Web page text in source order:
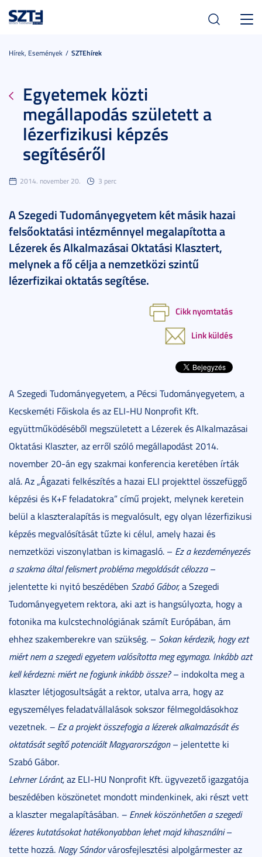
Hírek, Események SZTEhírek
Egyetemek közti
megállapodás született a
lézerfizikusi képzés
segítéséről
2014. november 20. 3 perc
A Szegedi Tudományegyetem két másik hazai
felsőoktatási intézménnyel megalapította a
Lézerek és Alkalmazásai Oktatási Klasztert,
melynek a fő célja a nemzetközi szintű
lézerfizikai oktatás segítése.
Cikk nyomtatás
Link küldés
A Szegedi Tudományegyetem, a Pécsi Tudományegyetem, a
Kecskeméti Főiskola és az ELI-HU Nonprofit Kft.
együttműködéséből megszületett a Lézerek és Alkalmazásai
Oktatási Klaszter, az erről szóló megállapodást 2014.
november 20-án egy szakmai konferencia keretében írták
alá. Az „Ágazati felkészítés a hazai ELI projekttel összefüggő
képzési és K+F feladatokra” című projekt, melynek keretein
belül a klaszteralapítás is megvalósult, egy olyan lézerfizikusi
képzés megvalósítását tűzte ki célul, amely hazai és
nemzetközi viszonylatban is kimagasló. – Ez a kezdeményezés
a szakma által felismert probléma megoldását célozza–
jelentette ki nyitó beszédében Szabó Gábor,a Szegedi
Tudományegyetem rektora, aki azt is hangsúlyozta, hogy a
fotonika ma kulcstechnológiának számít Európában, ám
ehhez szakemberekre van szükség. – Sokan kérdezik, hogy ezt
miért nem a szegedi egyetem valósította meg egymaga. Inkább azt
kell kérdezni: miért ne fogjunk inkább össze?– indokolta meg a
klaszter létjogosultságát a rektor, utalva arra, hogy az
egyszemélyes feladatvállalások sokszor félmegoldásokhoz
vezetnek. – Ez a projekt összefogja a lézerek alkalmazását és
oktatását segítő potenciált Magyarországon– jelentette ki
Szabó Gábor.
Lehrner Lóránt,az ELI-HU Nonprofit Kft. ügyvezető igazgatója
beszédében köszönetet mondott mindenkinek, aki részt vett
a klaszter megalapításában. – Ennek köszönhetően a szegedi
lézeres kutatásokat hatékonyabban lehet majd kihasználni–
tette hozzá. Nagy Sándorvárosfejlesztési alpolgármester az